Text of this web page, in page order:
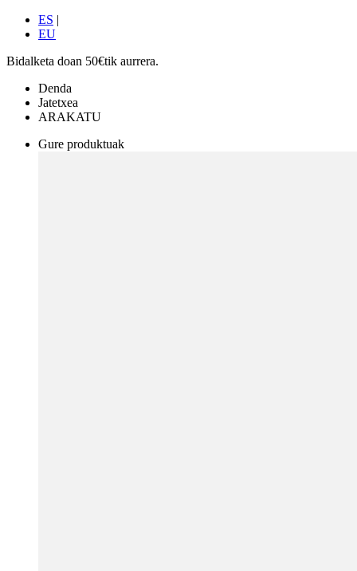
ES |
EU
Bidalketa doan 50€tik aurrera.
Denda
Jatetxea
ARAKATU
Gure produktuak